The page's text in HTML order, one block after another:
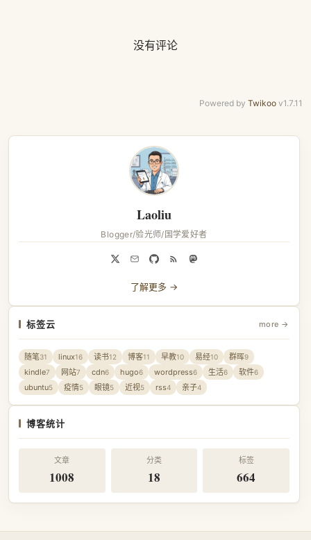
没有评论
Powered by Twikoo v1.7.11
Laoliu
Blogger/验光师/国学爱好者
了解更多 →
标签云 more →
随笔31 linux16 读书12 博客11 早教10 易经10 群晖9
kindle7 网站7 cdn6 hugo6 wordpress6 生活6 软件6
ubuntu5 疫情5 眼镜5 近视5 rss4 亲子4
博客统计
文章
1008
分类
18
标签
664